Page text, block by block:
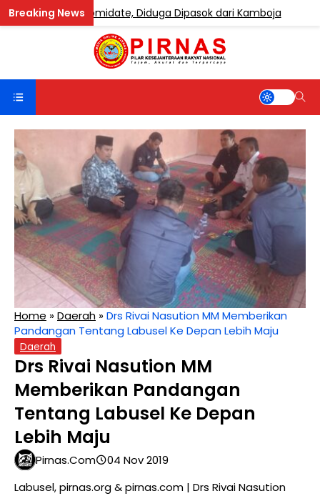
Etomidate, Diduga Dipasok dari Kamboja
Home »Daerah »Drs Rivai Nasution MM Memberikan
Pandangan Tentang Labusel Ke Depan Lebih Maju
Daerah
Drs Rivai Nasution MM
Memberikan Pandangan
Tentang Labusel Ke Depan
Lebih Maju
Pirnas.com
04 Nov 2019
Labusel, pirnas.org & pirnas.com | Drs Rivai Nasution